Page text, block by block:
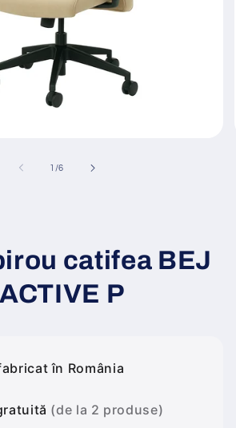
1 /din
6
catifea BEJ
P
în România
(de la 2 produse)